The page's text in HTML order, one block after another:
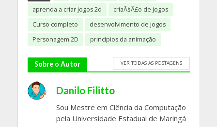
aprenda a criar jogos 2d
criaÃ§Ã£o de jogos
Curso completo
desenvolvimento de jogos
Personagem 2D
princípios da animação
Sobre o Autor VER TODAS AS POSTAGENS
Danilo Filitto
Sou Mestre em Ciência da Computação
pela Universidade Estadual de Maringá